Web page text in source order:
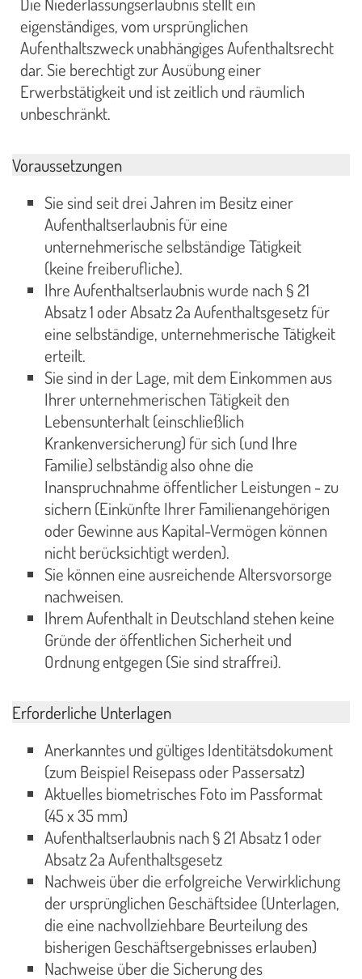
eigenständiges, vom ursprünglichen
Aufenthaltszweck unabhängiges Aufenthaltsrecht
dar. Sie berechtigt zur Ausübung einer
Erwerbstätigkeit und ist zeitlich und räumlich
unbeschränkt.
Voraussetzungen
Sie sind seit drei Jahren im Besitz einer
Aufenthaltserlaubnis für eine
unternehmerische selbständige Tätigkeit
(keine freiberufliche).
Ihre Aufenthaltserlaubnis wurde nach § 21
Absatz 1 oder Absatz 2a Aufenthaltsgesetz für
eine selbständige, unternehmerische Tätigkeit
erteilt.
Sie sind in der Lage, mit dem Einkommen aus
Ihrer unternehmerischen Tätigkeit den
Lebensunterhalt (einschließlich
Krankenversicherung) für sich (und Ihre
Familie) selbständig also ohne die
Inanspruchnahme öffentlicher Leistungen - zu
sichern (Einkünfte Ihrer Familienangehörigen
oder Gewinne aus Kapital-Vermögen können
nicht berücksichtigt werden).
Sie können eine ausreichende Altersvorsorge
nachweisen.
Ihrem Aufenthalt in Deutschland stehen keine
Gründe der öffentlichen Sicherheit und
Ordnung entgegen (Sie sind straffrei).
Erforderliche Unterlagen
Anerkanntes und gültiges Identitätsdokument
(zum Beispiel Reisepass oder Passersatz)
Aktuelles biometrisches Foto im Passformat
(45 x 35 mm)
Aufenthaltserlaubnis nach § 21 Absatz 1 oder
Absatz 2a Aufenthaltsgesetz
Nachweis über die erfolgreiche Verwirklichung
der ursprünglichen Geschäftsidee (Unterlagen,
die eine nachvollziehbare Beurteilung des
bisherigen Geschäftsergebnisses erlauben)
Nachweise über die Sicherung des